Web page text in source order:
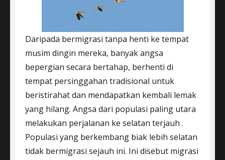
Daripada bermigrasi tanpa henti ke tempat
musim dingin mereka, banyak angsa
bepergian secara bertahap, berhenti di
tempat persinggahan tradisional untuk
beristirahat dan mendapatkan kembali lemak
yang hilang. Angsa dari populasi paling utara
melakukan perjalanan ke selatan terjauh .
Populasi yang berkembang biak lebih selatan
tidak bermigrasi sejauh ini. Ini disebut migrasi